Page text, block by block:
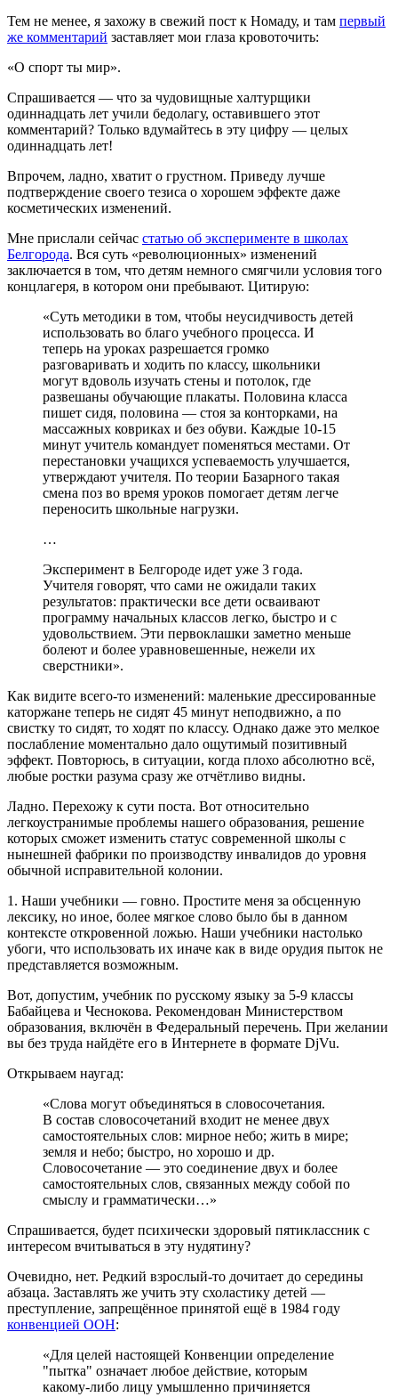
Тем не менее, я захожу в свежий пост к Номаду, и там первый
же комментарий заставляет мои глаза кровоточить:
«О спорт ты мир».
Спрашивается — что за чудовищные халтурщики
одиннадцать лет учили бедолагу, оставившего этот
комментарий? Только вдумайтесь в эту цифру — целых
одиннадцать лет!
Впрочем, ладно, хватит о грустном. Приведу лучше
подтверждение своего тезиса о хорошем эффекте даже
косметических изменений.
Мне прислали сейчас статью об эксперименте в школах
Белгорода. Вся суть «революционных» изменений
заключается в том, что детям немного смягчили условия того
концлагеря, в котором они пребывают. Цитирую:
«Суть методики в том, чтобы неусидчивость детей
использовать во благо учебного процесса. И
теперь на уроках разрешается громко
разговаривать и ходить по классу, школьники
могут вдоволь изучать стены и потолок, где
развешаны обучающие плакаты. Половина класса
пишет сидя, половина — стоя за конторками, на
массажных ковриках и без обуви. Каждые 10-15
минут учитель командует поменяться местами. От
перестановки учащихся успеваемость улучшается,
утверждают учителя. По теории Базарного такая
смена поз во время уроков помогает детям легче
переносить школьные нагрузки.
…
Эксперимент в Белгороде идет уже 3 года.
Учителя говорят, что сами не ожидали таких
результатов: практически все дети осваивают
программу начальных классов легко, быстро и с
удовольствием. Эти первоклашки заметно меньше
болеют и более уравновешенные, нежели их
сверстники».
Как видите всего-то изменений: маленькие дрессированные
каторжане теперь не сидят 45 минут неподвижно, а по
свистку то сидят, то ходят по классу. Однако даже это мелкое
послабление моментально дало ощутимый позитивный
эффект. Повторюсь, в ситуации, когда плохо абсолютно всё,
любые ростки разума сразу же отчётливо видны.
Ладно. Перехожу к сути поста. Вот относительно
легкоустранимые проблемы нашего образования, решение
которых сможет изменить статус современной школы с
нынешней фабрики по производству инвалидов до уровня
обычной исправительной колонии.
1. Наши учебники — говно. Простите меня за обсценную
лексику, но иное, более мягкое слово было бы в данном
контексте откровенной ложью. Наши учебники настолько
убоги, что использовать их иначе как в виде орудия пыток не
представляется возможным.
Вот, допустим, учебник по русскому языку за 5-9 классы
Бабайцева и Чеснокова. Рекомендован Министерством
образования, включён в Федеральный перечень. При желании
вы без труда найдёте его в Интернете в формате DjVu.
Открываем наугад:
«Слова могут объединяться в словосочетания.
В состав словосочетаний входит не менее двух
самостоятельных слов: мирное небо; жить в мире;
земля и небо; быстро, но хорошо и др.
Словосочетание — это соединение двух и более
самостоятельных слов, связанных между собой по
смыслу и грамматически…»
Спрашивается, будет психически здоровый пятиклассник с
интересом вчитываться в эту нудятину?
Очевидно, нет. Редкий взрослый-то дочитает до середины
абзаца. Заставлять же учить эту схоластику детей —
преступление, запрещённое принятой ещё в 1984 году
конвенцией ООН:
«Для целей настоящей Конвенции определение
"пытка" означает любое действие, которым
какому-либо лицу умышленно причиняется